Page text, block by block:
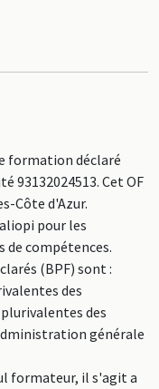
formation déclaré
93132024513. Cet OF
Côte d'Azur.
pour les
compétences.
(BPF) sont :
des
des
générale
formateur, il s'agit a